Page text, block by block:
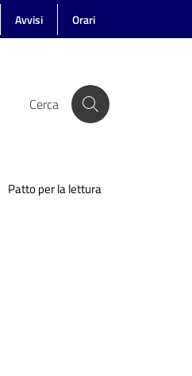
Avvisi Orari
Cerca
Patto per la lettura